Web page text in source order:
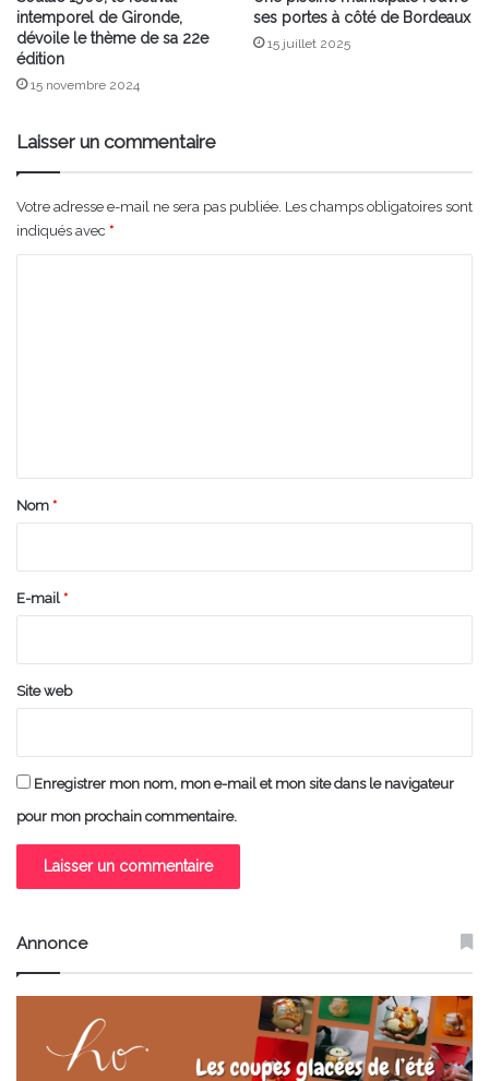
intemporel de Gironde,
dévoile le thème de sa 22e
édition
15 novembre 2024
ses portes à côté de Bordeaux
15 juillet 2025
Laisser un commentaire
Votre adresse e-mail ne sera pas publiée. Les champs obligatoires sont
indiqués avec *
a
e
Nom *
E-mail *
Site web
Enregistrer mon nom, mon e-mail et mon site dans le navigateur
pour mon prochain commentaire.
Annonce